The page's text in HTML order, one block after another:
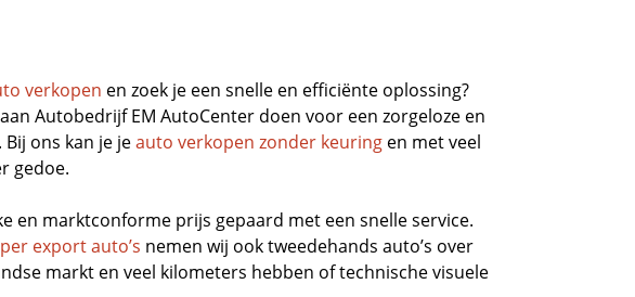
verkopen en zoek je een snelle en efficiënte oplossing?
Autobedrijf EM AutoCenter doen voor een zorgeloze en
ons kan je jeauto verkopen zonder keuring en met veel
gedoe.
en marktconforme prijs gepaard met een snelle service.
export auto’s nemen wij ook tweedehands auto’s over
markt en veel kilometers hebben of technische visuele